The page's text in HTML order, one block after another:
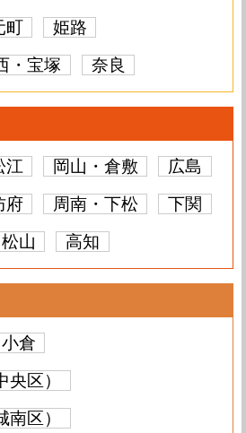
町
姫路
・宝塚
奈良
江 岡山・倉敷
広島
府 周南・下松
下関
松山 高知
小倉
区）
区）